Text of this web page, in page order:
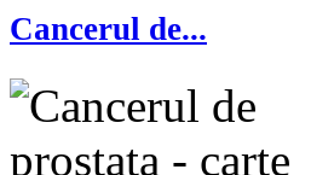
Cancerul de...